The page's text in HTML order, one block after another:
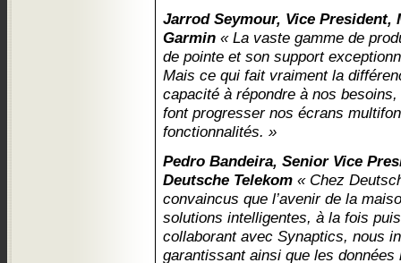
Jarrod Seymour, Vice President,
Garmin « La vaste gamme de
de pointe et son support
Mais ce qui fait vraiment la
capacité à répondre à nos
font progresser nos écrans
fonctionnalités. »
Pedro Bandeira, Senior Vice
Deutsche Telekom « Chez
convaincus que l’avenir de la
solutions intelligentes, à la fois
collaborant avec Synaptics, nous
garantissant ainsi que les données